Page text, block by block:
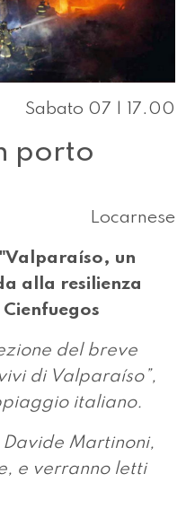
Sabato 07 | 17.00
porto
Locarnese
un
alla resilienza
del breve
di Valparaíso”,
italiano.
Martinoni,
e verranno letti